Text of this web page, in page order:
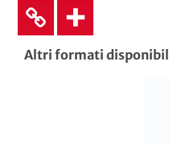
Altri formati